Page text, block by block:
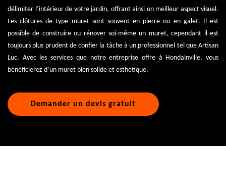
délimiter l’intérieur de votre jardin, offrant ainsi un meilleur aspect visuel.
Les clôtures de type muret sont souvent en pierre ou en galet. Il est
possible de construire ou rénover soi-même un muret, cependant il est
toujours plus prudent de confier la tâche à un professionnel tel que Artisan
Luc. Avec les services que notre entreprise offre à Hondainville, vous
bénéficierez d’un muret bien solide et esthétique.
Demander un devis gratuit